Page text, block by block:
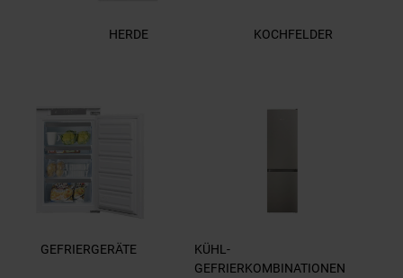
HERDE KOCHFELDER
GEFRIERGERÄTE
KÜHL-
GEFRIERKOMBINATIONEN